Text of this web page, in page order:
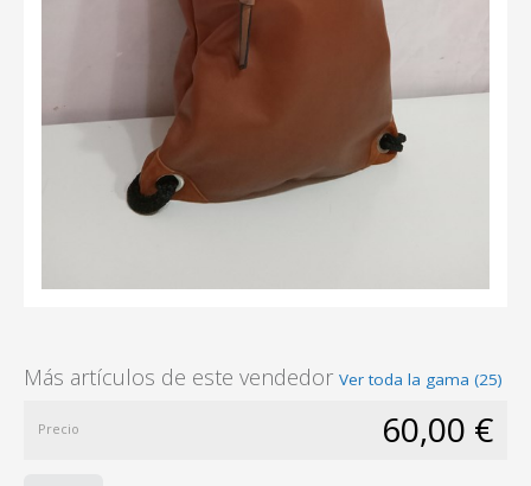
Más artículos de este vendedor Ver toda la gama (25)
Precio 60,00 €